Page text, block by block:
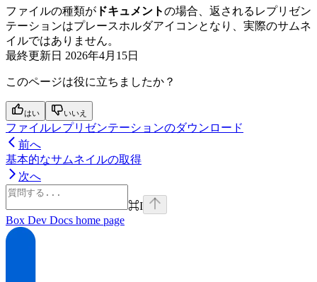
ファイルの種類が ドキュメントの場合、返されるレプリゼン
テーションはプレースホルダアイコンとなり、実際のサムネ
イルではありません。
最終更新日 2026年4月15日
このページは役に立ちましたか？
はい いいえ
ファイルレプリゼンテーションのダウンロード
前へ
基本的なサムネイルの取得
次へ
⌘I
Box Dev Docs home page